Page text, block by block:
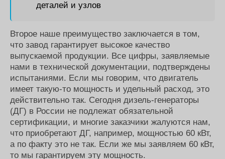
деталей и узлов
Второе наше преимущество заключается в том,
что завод гарантирует высокое качество
выпускаемой продукции. Все цифры, заявляемые
нами в технической документации, подтверждены
испытаниями. Если мы говорим, что двигатель
имеет такую-то мощность и удельный расход, это
действительно так. Сегодня дизель-генераторы
(ДГ) в России не подлежат обязательной
сертификации, и многие заказчики жалуются нам,
что приобретают ДГ, например, мощностью 60 кВт,
а по факту это не так. Если же мы заявляем 60 кВт,
то мы гарантируем эту мощность.